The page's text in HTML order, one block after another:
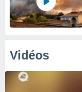
Vidéos